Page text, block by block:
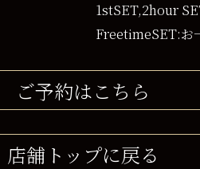
1stSET,2hour
FreetimeSET:お
ご予約はこちら
店舗トップに戻る